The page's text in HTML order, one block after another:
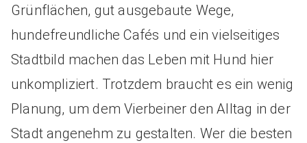
Grünflächen, gut ausgebaute Wege,
hundefreundliche Cafés und ein vielseitiges
Stadtbild machen das Leben mit Hund hier
unkompliziert. Trotzdem braucht es ein wenig
Planung, um dem Vierbeiner den Alltag in der
Stadt angenehm zu gestalten. Wer die besten